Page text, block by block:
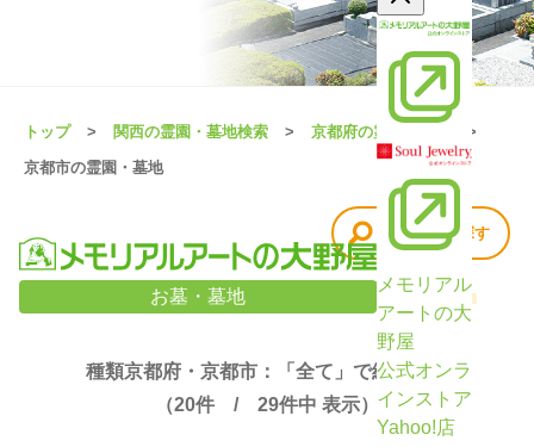
お墓・墓地
メモリアル
アートの大
野屋
公式オンラ
インストア
Yahoo!店
トップ 関西の霊園・墓地検索
京都府の霊園・墓地
京都市の霊園・墓地
京都府・京都市の霊園・墓地検索結果（29件）
他の条件で探す
種類京都府・京都市：「全て」で絞り込み
（20件 / 29件中 表示）